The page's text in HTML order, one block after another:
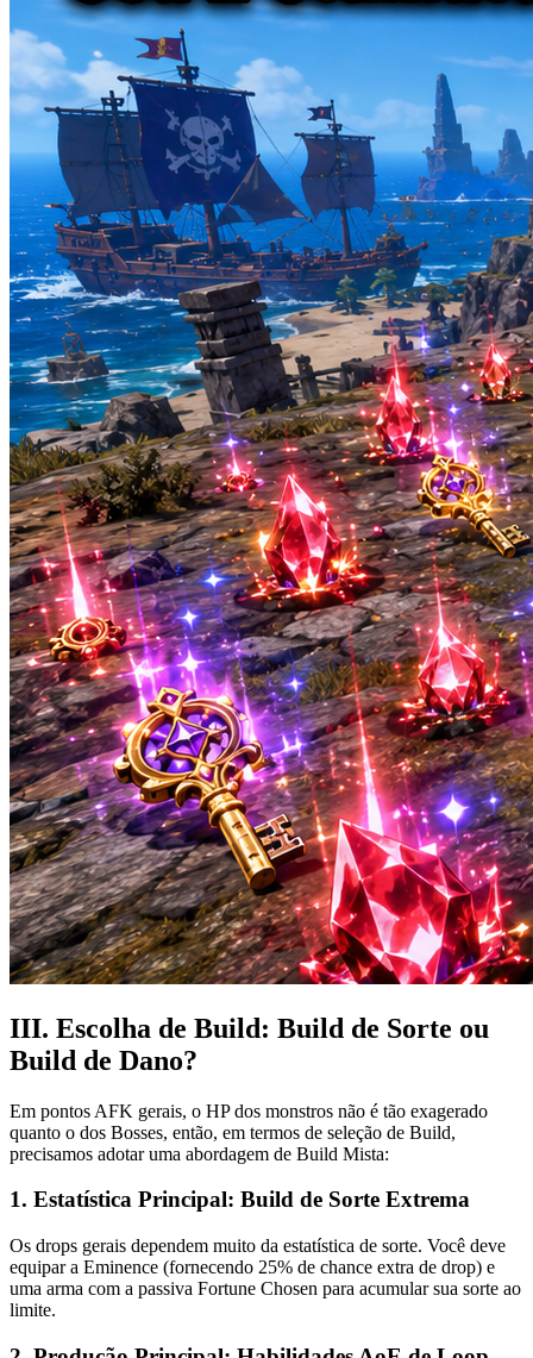
III. Escolha de Build: Build de Sorte ou
Build de Dano?
Em pontos AFK gerais, o HP dos monstros não é tão exagerado
quanto o dos Bosses, então, em termos de seleção de Build,
precisamos adotar uma abordagem de Build Mista:
1. Estatística Principal: Build de Sorte Extrema
Os drops gerais dependem muito da estatística de sorte. Você deve
equipar a Eminence (fornecendo 25% de chance extra de drop) e
uma arma com a passiva Fortune Chosen para acumular sua sorte ao
limite.